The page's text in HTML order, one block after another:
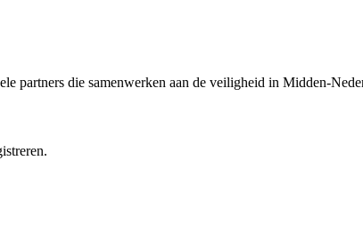
partners die samenwerken aan de veiligheid in Midden-